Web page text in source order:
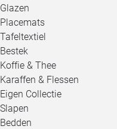
Glazen
Placemats
Tafeltextiel
Bestek
Koffie & Thee
Karaffen & Flessen
Eigen Collectie
Slapen
Bedden